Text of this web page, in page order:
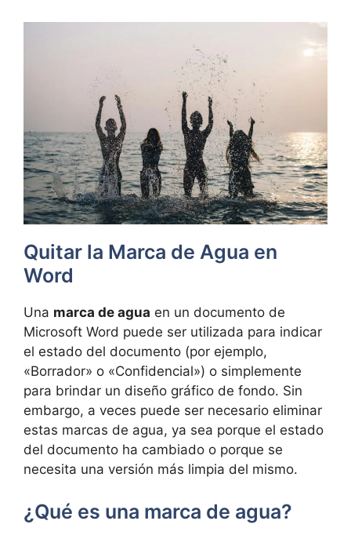
Quitar la Marca de Agua en
Word
Una marca de agua en un documento de
Microsoft Word puede ser utilizada para indicar
el estado del documento (por ejemplo,
«Borrador» o «Confidencial») o simplemente
para brindar un diseño gráfico de fondo. Sin
embargo, a veces puede ser necesario eliminar
estas marcas de agua, ya sea porque el estado
del documento ha cambiado o porque se
necesita una versión más limpia del mismo.
¿Qué es una marca de agua?